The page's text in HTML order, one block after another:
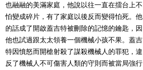
也融融的美滿家庭，他說以往一直在擂台上不
怕變成碎片，有了家庭以後反而變得怕死。他
的話成了開啟蓋吉特被刪除的記憶的鑰匙，因
他也試過跟太太領養一個機械小孩不果。蓋吉
特因憤怒而開槍射殺了謀殺機械人的罪犯，違
反了機械人不可傷害人類的守則而被當局強行